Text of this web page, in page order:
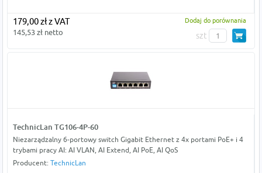
179,00 zł z VAT
145,53 zł netto
Dodaj do porównania
szt
TechnicLan TG106-4P-60
Niezarządzalny 6-portowy switch Gigabit Ethernet z 4x portami PoE+ i 4
trybami pracy AI: AI VLAN, AI Extend, AI PoE, AI QoS
Producent: TechnicLan